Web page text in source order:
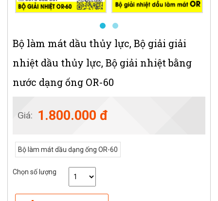
Bộ làm mát dầu thủy lực, Bộ giải giải
nhiệt dầu thủy lực, Bộ giải nhiệt bằng
nước dạng ống OR-60
Giá: 1.800.000 đ
Bộ làm mát dầu dạng ống OR-60
Chọn số lượng